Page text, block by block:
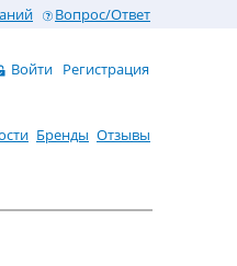
Вопрос/Ответ
Войти Регистрация
Бренды Отзывы